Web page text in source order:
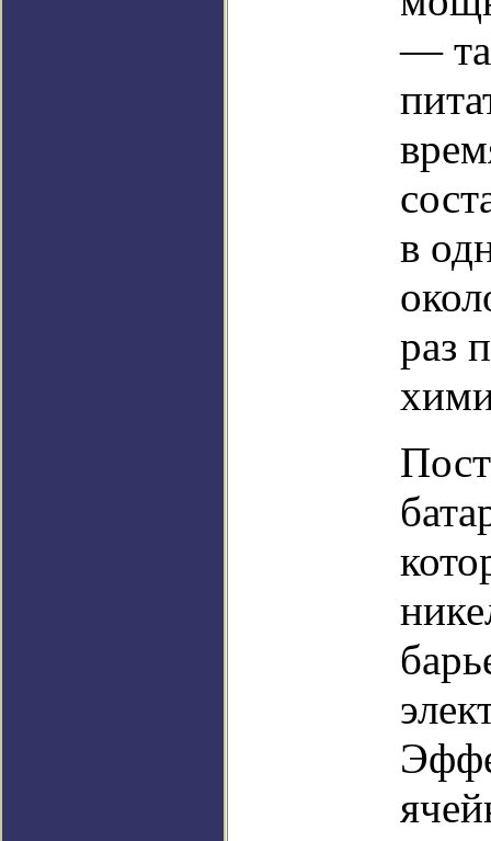
—
в
раз